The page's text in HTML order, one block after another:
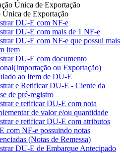
Única de Exportação
Única de Exportação
DU-E com NF-e
DU-E com mais de 1 NF-e
DU-E com NF-e que possui mais
item
DU-E com documento
ou Exportação)
ao Item de DU-E
e Retificar DU-E - Ciente da
de pré-registro
e retificar DU-E com nota
de valor e/ou quantidade
e retificar DU-E com atributos
com NF-e possuindo notas
(Notas de Remessa)
DU-E de Embarque Antecipado